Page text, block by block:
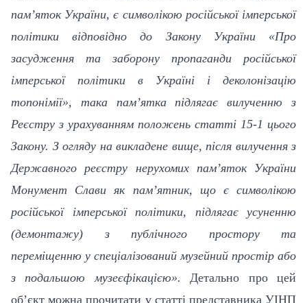
пам’яток України, є символікою російської імперської
політики відповідно до Закону України «Про
засудження та заборону пропаганди російської
імперської політики в Україні і деколонізацію
топонімії», така пам’ятка підлягає вилученню з
Реєстру з урахуванням положень статті 15-1 цього
Закону. З огляду на викладене вище, після вилучення з
Державного реєстру нерухомих пам’яток України
Монумент Слави як пам’ятник, що є символікою
російської імперської політики, підлягає усуненню
(демонтажу) з публічного простору та
переміщенню у спеціалізований музейний простір або
з подальшою музеєфікацією». Детально про цей
об’єкт можна прочитати у статті представника УІНП